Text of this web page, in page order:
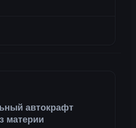
автокрафт
материи